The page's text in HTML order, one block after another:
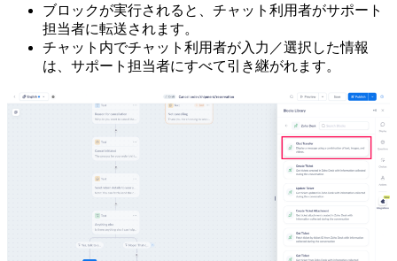
ブロックが実行されると、チャット利用者がサポート
担当者に転送されます。
チャット内でチャット利用者が入力／選択した情報
は、サポート担当者にすべて引き継がれます。